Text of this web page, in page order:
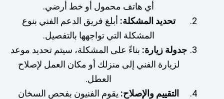
أي هاتف محمول أو خط أرضي.
تحديد المشكلة: أبلغ فريق الدعم الفني بنوع
المشكلة التي تواجهها بالتفصيل.
جدولة زيارة: بناءً على المشكلة، سيتم تحديد موعد
لزيارة الفني إلى منزلك أو مكان العمل لإصلاح
العطل.
التقييم والإصلاح: يقوم الفنيون بفحص السخان